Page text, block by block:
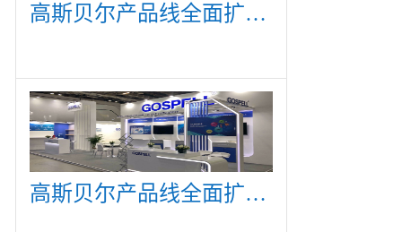
高斯贝尔产品线全面扩展，众多新产品亮相CommunicAsia 2019
高斯贝尔产品线全面扩展，众多新产品亮相CommunicAsia 2019